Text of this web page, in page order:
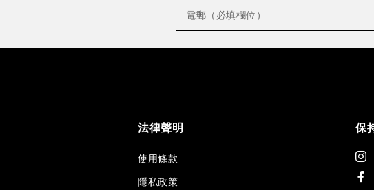
法律聲明
使用條款
隱私政策
保